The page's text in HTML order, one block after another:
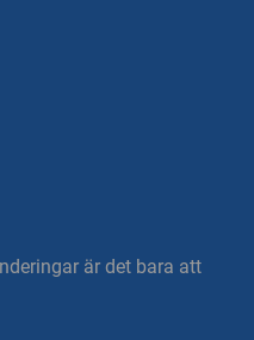
är det bara att